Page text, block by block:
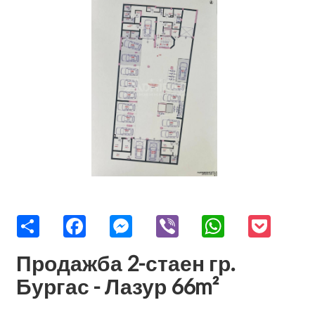
Share FacebookMessengerViber WhatsAppPocket
Продажба 2-стаен гр.
Бургас - Лазур 66m²